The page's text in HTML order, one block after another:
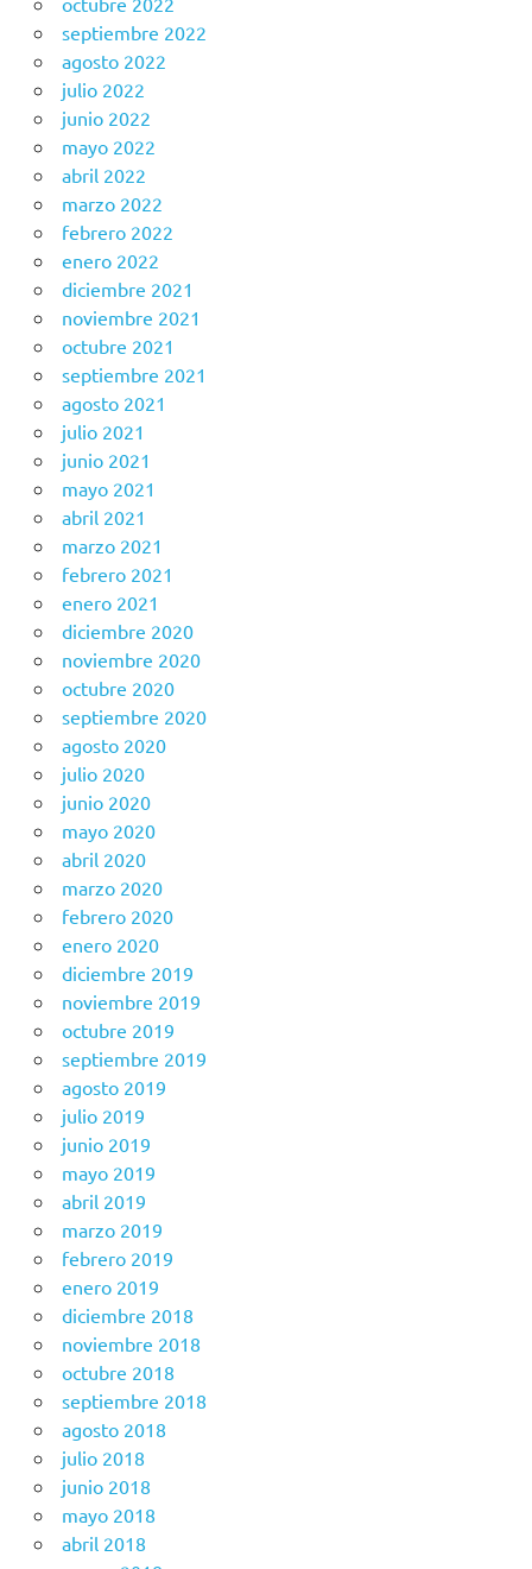
septiembre 2022
agosto 2022
julio 2022
junio 2022
mayo 2022
abril 2022
marzo 2022
febrero 2022
enero 2022
diciembre 2021
noviembre 2021
octubre 2021
septiembre 2021
agosto 2021
julio 2021
junio 2021
mayo 2021
abril 2021
marzo 2021
febrero 2021
enero 2021
diciembre 2020
noviembre 2020
octubre 2020
septiembre 2020
agosto 2020
julio 2020
junio 2020
mayo 2020
abril 2020
marzo 2020
febrero 2020
enero 2020
diciembre 2019
noviembre 2019
octubre 2019
septiembre 2019
agosto 2019
julio 2019
junio 2019
mayo 2019
abril 2019
marzo 2019
febrero 2019
enero 2019
diciembre 2018
noviembre 2018
octubre 2018
septiembre 2018
agosto 2018
julio 2018
junio 2018
mayo 2018
abril 2018